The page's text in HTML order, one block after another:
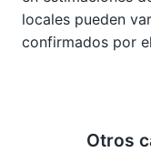
locales pueden
confirmados por
Otros